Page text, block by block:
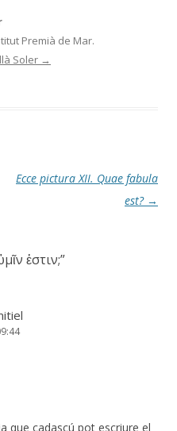
Premià de Mar.
Soler →
Ecce pictura XII. Quae fabula
est? →
ἐστιν;”
que cadascú pot escriure el